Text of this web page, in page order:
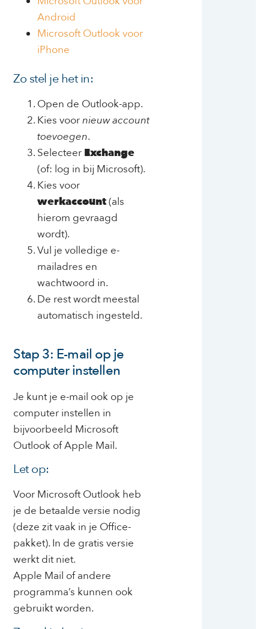
Android
Microsoft Outlook voor
iPhone
Zo stel je het in:
Open de Outlook-app.
Kies voornieuw account
toevoegen.
Selecteer Exchange
(of: log in bij Microsoft).
Kies voor
werkaccount(als
hierom gevraagd
wordt).
Vul je volledige e-
mailadres en
wachtwoord in.
De rest wordt meestal
automatisch ingesteld.
Stap 3: E-mail op je
computer instellen
Je kunt je e-mail ook op je
computer instellen in
bijvoorbeeld Microsoft
Outlook of Apple Mail.
Let op:
Voor Microsoft Outlook heb
je de betaalde versie nodig
(deze zit vaak in je Office-
pakket). In de gratis versie
werkt dit niet.
Apple Mail of andere
programma’s kunnen ook
gebruikt worden.